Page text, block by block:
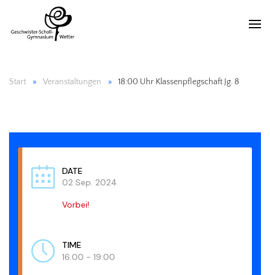
Start Veranstaltungen 18:00 Uhr Klassenpflegschaft Jg. 8
DATE
02 Sep. 2024
Vorbei!
TIME
16:00 - 19:00